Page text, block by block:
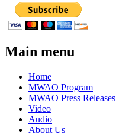
Main menu
Home
MWAO Program
MWAO Press Releases
Video
Audio
About Us